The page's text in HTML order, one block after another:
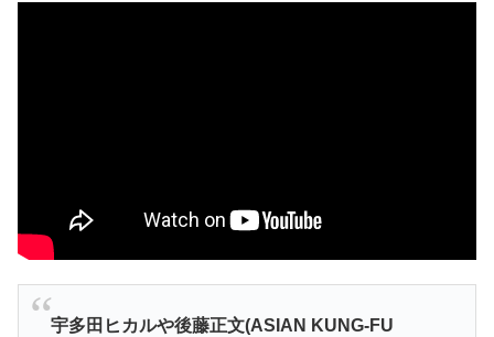
宇多田ヒカルや後藤正文(ASIAN KUNG-FU